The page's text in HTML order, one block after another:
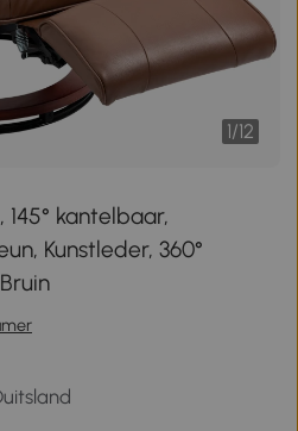
1/12
kantelbaar,
Kunstleder, 360°